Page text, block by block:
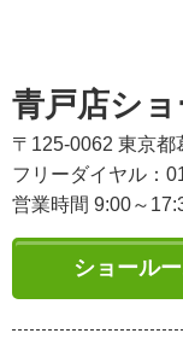
青戸店シ
〒125-0062 東京
フリーダイヤル：
営業時間 9:00～
ショール